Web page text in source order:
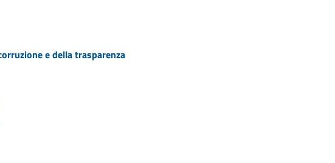
e della trasparenza